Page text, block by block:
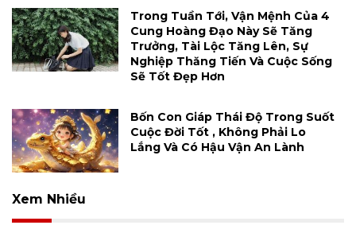
Trong Tuần Tới, Vận Mệnh Của 4
Cung Hoàng Đạo Này Sẽ Tăng
Trưởng, Tài Lộc Tăng Lên, Sự
Nghiệp Thăng Tiến Và Cuộc Sống
Sẽ Tốt Đẹp Hơn
Bốn Con Giáp Thái Độ Trong Suốt
Cuộc Đời Tốt , Không Phải Lo
Lắng Và Có Hậu Vận An Lành
Xem Nhiều